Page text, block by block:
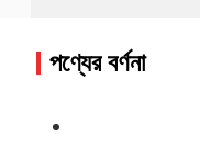
পণ্যের বর্ণনা